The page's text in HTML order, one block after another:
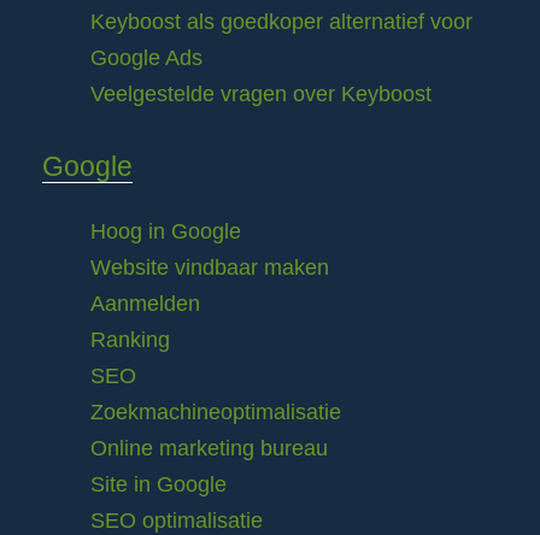
Keyboost als goedkoper alternatief voor
Google Ads
Veelgestelde vragen over Keyboost
Google
Hoog in Google
Website vindbaar maken
Aanmelden
Ranking
SEO
Zoekmachineoptimalisatie
Online marketing bureau
Site in Google
SEO optimalisatie